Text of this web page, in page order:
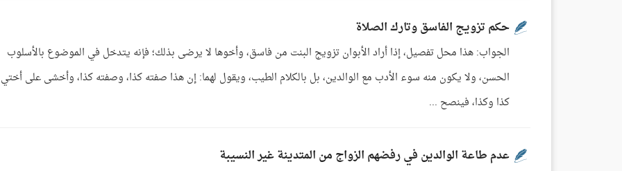
حكم تزويج الفاسق وتارك الصلاة
الجواب: هذا محل تفصيل، إذا أراد الأبوان تزويج البنت من فاسق، وأخوها لا يرضى بذلك؛ فإنه يتدخل في الموضوع بالأسلوب
الحسن، ولا يكون منه سوء الأدب مع الوالدين، بل بالكلام الطيب، ويقول لهما: إن هذا صفته كذا، وصفته كذا، وأخشى على
كذا وكذا، فينصح ...
عدم طاعة الوالدين في رفضهم الزواج من المتدينة غير النسيبة